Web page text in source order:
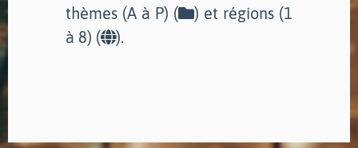
thèmes (A à P) (
) et régions (1
à 8) (
).